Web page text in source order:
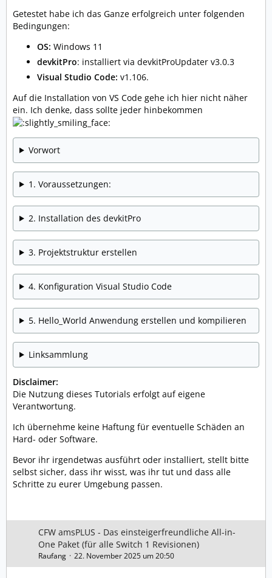
Getestet habe ich das Ganze erfolgreich unter folgenden
Bedingungen:
OS: Windows 11
devkitPro: installiert via devkitProUpdater v3.0.3
Visual Studio Code: v1.106.
Auf die Installation von VS Code gehe ich hier nicht näher
ein. Ich denke, dass sollte jeder hinbekommen
Vorwort
1. Voraussetzungen:
2. Installation des devkitPro
3. Projektstruktur erstellen
4. Konfiguration Visual Studio Code
5. Hello_World Anwendung erstellen und kompilieren
Linksammlung
Disclaimer:
Die Nutzung dieses Tutorials erfolgt auf eigene
Verantwortung.
Ich übernehme keine Haftung für eventuelle Schäden an
Hard- oder Software.
Bevor ihr irgendetwas ausführt oder installiert, stellt bitte
selbst sicher, dass ihr wisst, was ihr tut und dass alle
Schritte zu eurer Umgebung passen.
CFW amsPLUS - Das einsteigerfreundliche All-in-
One Paket (für alle Switch 1 Revisionen)
Raufang 22. November 2025 um 20:50